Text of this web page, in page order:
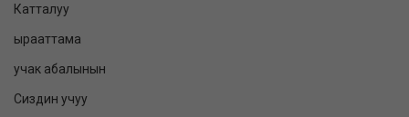
Катталуу
ырааттама
учак абалынын
Сиздин учуу